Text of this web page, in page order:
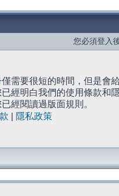
您必須登入
需要很短的時間，但是會
經明白我們的使用條款和
經閱讀過版面規則。
隱私政策